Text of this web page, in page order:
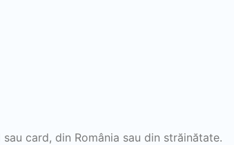
card, din România sau din străinătate.